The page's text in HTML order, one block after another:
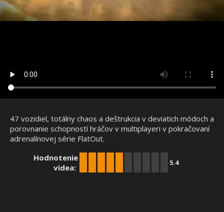
47 vozidiel, totálny chaos a deštrukcia v deviatich módoch a
porovnanie schopností hráčov v multiplayeri v pokračovaní
adrenalínovej série FlatOut.
Hodnotenie
videa:
5.4